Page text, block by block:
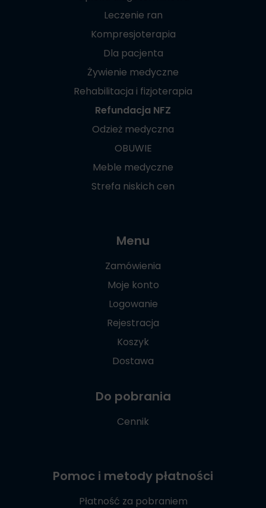
Leczenie ran
Kompresjoterapia
Dla pacjenta
Żywienie medyczne
Rehabilitacja i fizjoterapia
Refundacja NFZ
Odzież medyczna
OBUWIE
Meble medyczne
Strefa niskich cen
Menu
Zamówienia
Moje konto
Logowanie
Rejestracja
Koszyk
Dostawa
Do pobrania
Cennik
Pomoc i metody płatności
Płatność za pobraniem